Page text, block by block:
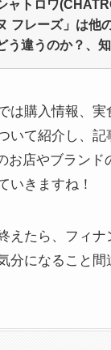
ャトロワ
フレーズ」 は他
う違うのか？、
は購入情報、
いて紹介し、記
お店やブランド
いきますね！
えたら、フィナ
分になること間